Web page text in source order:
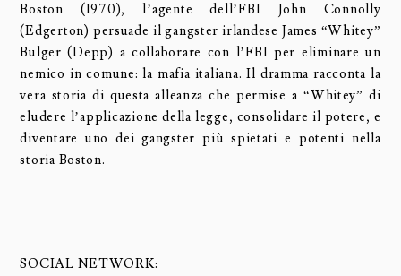
Boston (1970), l’agente dell’FBI John Connolly
(Edgerton) persuade il gangster irlandese James “Whitey”
Bulger (Depp) a collaborare con l’FBI per eliminare un
nemico in comune: la mafia italiana. Il dramma racconta la
vera storia di questa alleanza che permise a “Whitey” di
eludere l’applicazione della legge, consolidare il potere, e
diventare uno dei gangster più spietati e potenti nella
storia Boston.
SOCIAL NETWORK: